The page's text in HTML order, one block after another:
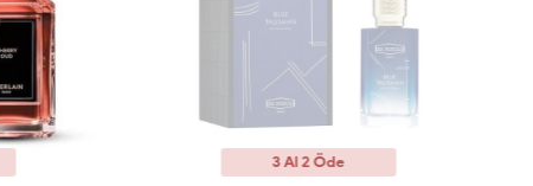
3 Al 2 Öde